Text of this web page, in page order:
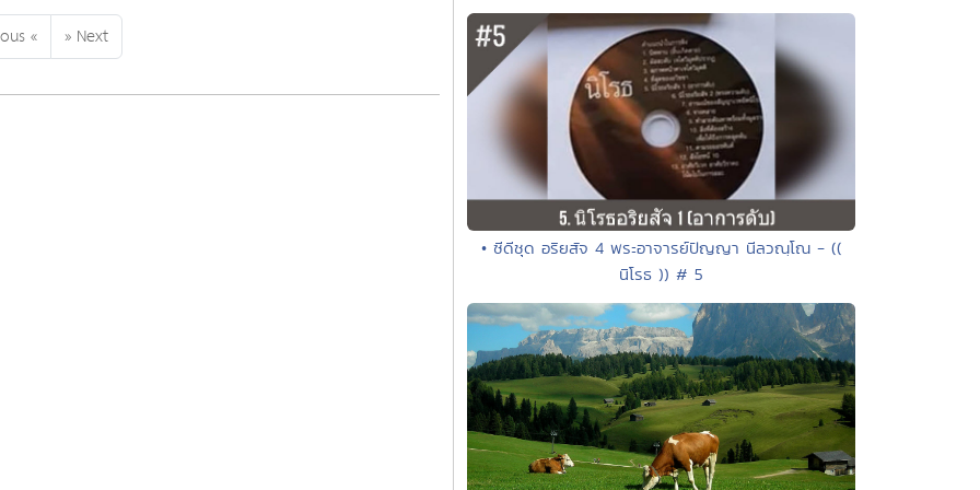
« » Next
• ซีดีชุด อริยสัจ 4 พระอาจารย์ปัญญา นีลวณฺโณ - ((
นิโรธ )) # 5